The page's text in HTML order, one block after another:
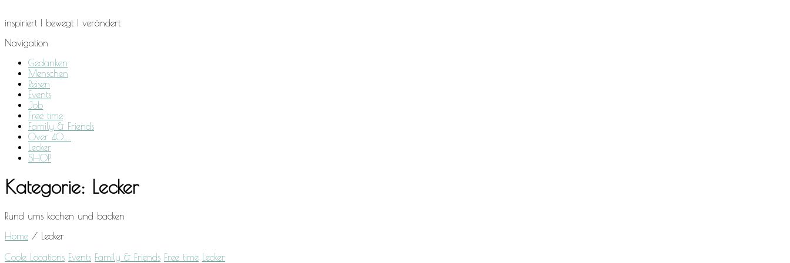
inspiriert I bewegt I verändert
Navigation
Gedanken
Menschen
Reisen
Events
Job
Free time
Family & Friends
Over 40…..
Lecker
SHOP
Kategorie: Lecker
Rund ums kochen und backen
Home /
Lecker
Coole Locations Events Family & Friends Free time Lecker